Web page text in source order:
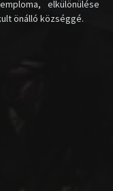
elkülönülése
önálló községgé.